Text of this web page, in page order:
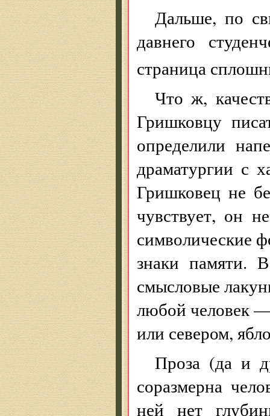
Дальше, по
давнего
страница
Что ж,
Гришковцу
определили
драматургии с
Гришковец не
чувствует, он
символические
знаки памяти.
смысловые
любой человек
или севером,
Проза (да и
соразмерна
ней нет